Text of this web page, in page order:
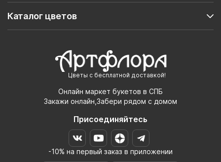
Цветы с бесплатной доставкой!
Онлайн маркет букетов в СПБ
Закажи онлайн,Забери рядом с домом
Присоединяйтесь
-10% на первый заказ в приложении
Каталог цветов